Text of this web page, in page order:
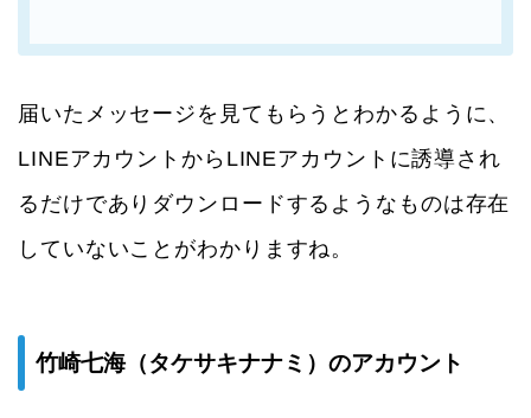
届いたメッセージを見てもらうとわかるように、
LINEアカウントからLINEアカウントに誘導され
るだけでありダウンロードするようなものは存在
していないことがわかりますね。
竹崎七海（タケサキナナミ）のアカウント